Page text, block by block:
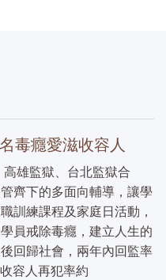
毒癮愛滋收容人
雄監獄、台北監獄合
齊下的多面向輔導，讓學
訓練課程及家庭日活動，
員戒除毒癮，建立人生的
回歸社會，兩年內回監率
容人再犯率約